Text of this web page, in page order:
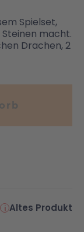
Spielset,
Steinen macht.
Drachen, 2
Altes Produkt